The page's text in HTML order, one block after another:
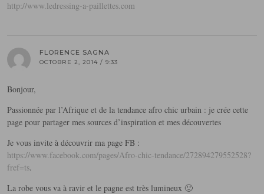
http://www.ledressing-a-paillettes.com
FLORENCE SAGNA
OCTOBRE 2, 2014 / 9:33
Bonjour,
Passionnée par l’Afrique et de la tendance afro chic urbain : je crée cette
page pour partager mes sources d’inspiration et mes découvertes
Je vous invite à découvrir ma page FB :
https://www.facebook.com/pages/Afro-chic-tendance/272894279552528?
fref=ts.
La robe vous va à ravir et le pagne est très lumineux 🙂